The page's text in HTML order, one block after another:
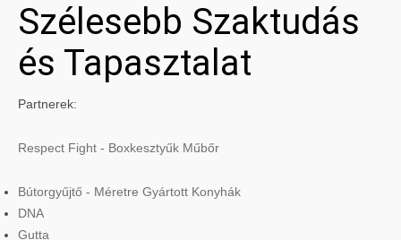
Szélesebb Szaktudás
és Tapasztalat
Partnerek:
Respect Fight - Boxkesztyűk Műbőr
Bútorgyűjtő - Méretre Gyártott Konyhák
DNA
Gutta